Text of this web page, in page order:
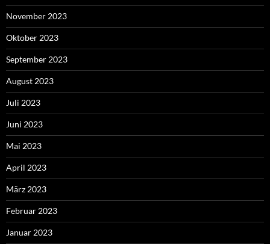
November 2023
Oktober 2023
September 2023
August 2023
Juli 2023
Juni 2023
Mai 2023
April 2023
März 2023
Februar 2023
Januar 2023